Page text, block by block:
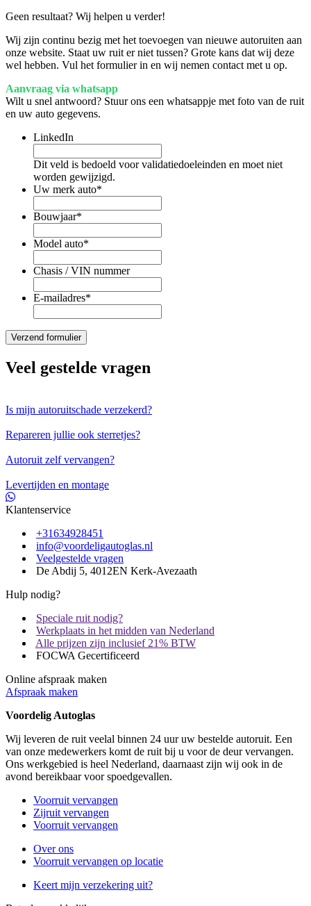
Geen resultaat? Wij helpen u verder!
Wij zijn continu bezig met het toevoegen van nieuwe autoruiten aan
onze website. Staat uw ruit er niet tussen? Grote kans dat wij deze
wel hebben. Vul het formulier in en wij nemen contact met u op.
Aanvraag via whatsapp
Wilt u snel antwoord? Stuur ons een whatsappje met foto van de ruit
en uw auto gegevens.
LinkedIn
Dit veld is bedoeld voor validatiedoeleinden en moet niet
worden gewijzigd.
Uw merk auto*
Bouwjaar*
Model auto*
Chasis / VIN nummer
E-mailadres*
Veel gestelde vragen
Is mijn autoruitschade verzekerd?
Repareren jullie ook sterretjes?
Autoruit zelf vervangen?
Levertijden en montage
Klantenservice
+31634928451
info@voordeligautoglas.nl
Veelgestelde vragen
De Abdij 5, 4012EN Kerk-Avezaath
Hulp nodig?
Speciale ruit nodig?
Werkplaats in het midden van Nederland
Alle prijzen zijn inclusief 21% BTW
FOCWA Gecertificeerd
Online afspraak maken
Afspraak maken
Voordelig Autoglas
Wij leveren de ruit veelal binnen 24 uur uw bestelde autoruit. Een
van onze medewerkers komt de ruit bij u voor de deur vervangen.
Ons werkgebied is heel Nederland, daarnaast zijn wij ook in de
avond bereikbaar voor spoedgevallen.
Voorruit vervangen
Zijruit vervangen
Voorruit vervangen
Over ons
Voorruit vervangen op locatie
Keert mijn verzekering uit?